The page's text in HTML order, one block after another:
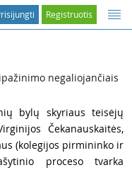
Registruotis
negaliojančiais
bylų skyriaus teisėjų
Čekanauskaitės,
(kolegijos pirmininko ir
proceso tvarka